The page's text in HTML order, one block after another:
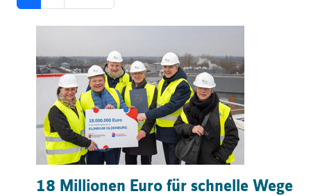
18 Millionen Euro für schnelle Wege